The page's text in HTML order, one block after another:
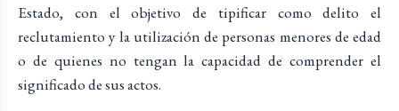
Estado, con el objetivo de tipificar como delito el
reclutamiento y la utilización de personas menores de edad
o de quienes no tengan la capacidad de comprender el
significado de sus actos.